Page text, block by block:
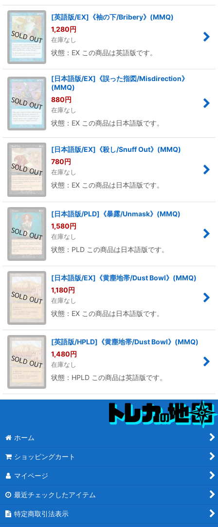
[英語版/EX]《袖の下/Bribery》(MMQ)
1,280円
在庫なし
状態：EX この商品は英語版です。
[日本語版/EX]《誤った指図/Misdirection》
(MMQ)
880円
在庫なし
状態：EX この商品は日本語版です。
[日本語版/EX]《殺し/Snuff Out》(MMQ)
780円
在庫なし
状態：EX この商品は日本語版です。
[日本語版/PLD]《暴露/Unmask》(MMQ)
1,580円
在庫なし
状態：PLD この商品は日本語版です。
[日本語版/EX]《黄塵地帯/Dust Bowl》(MMQ)
1,180円
在庫なし
状態：EX この商品は日本語版です。
[英語版/HPLD]《黄塵地帯/Dust Bowl》(MMQ)
1,480円
在庫なし
状態：HPLD この商品は英語版です。
ホーム
ショッピングカート
マイページ
最近チェックしたアイテム
特定商取引法表示